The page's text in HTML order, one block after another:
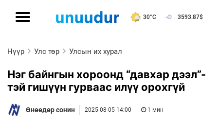
30°C 3593.87$
Нүүр Улс төр Улсын их хурал
Нэг байнгын хороонд “давхар дээл”-
тэй гишүүн гурваас илүү орохгүй
Өнөөдөр сонин 2025-08-05 14:00 1 мин